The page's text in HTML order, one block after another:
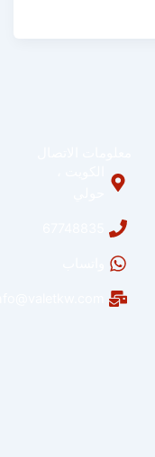
67748835
واتساب
info@valetkw.com